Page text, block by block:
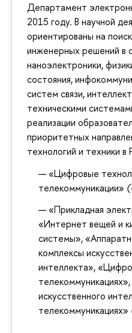
Департамент
2015 году. В научной
ориентированы на
инженерных решений в
наноэлектроники,
состояния,
систем связи,
техническими
реализации
приоритетных
технологий и техники в
«Цифровые
телекоммуникации»
«Прикладная
«Интернет вещей и
системы»,
комплексы
интеллекта»,
искусственного
телекоммуникациях»